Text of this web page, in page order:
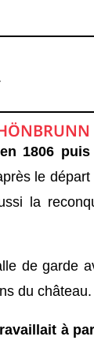
1806 puis
le
la
de garde
du château.
à